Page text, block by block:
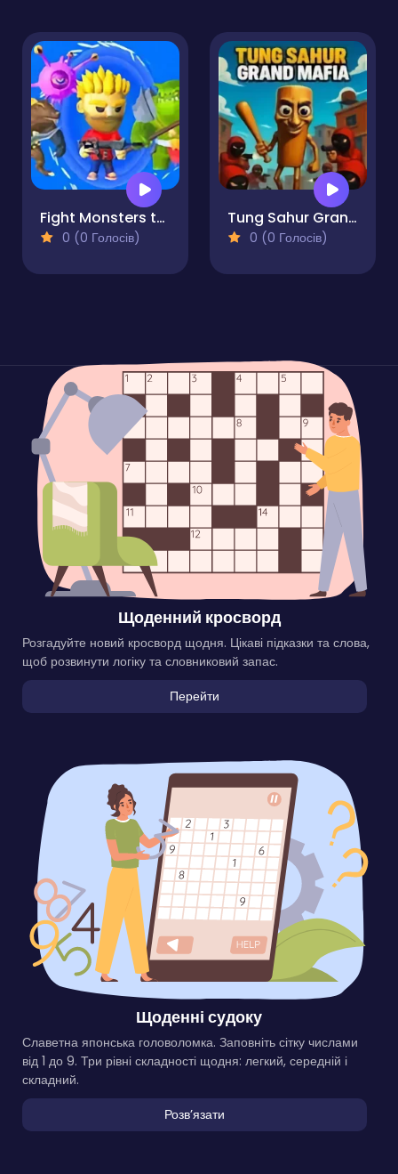
Fight Monsters to Survive!
0 (0 Голосів)
Tung Sahur Grand Mafia
0 (0 Голосів)
Щоденний кросворд
Розгадуйте новий кросворд щодня. Цікаві підказки та слова,
щоб розвинути логіку та словниковий запас.
Перейти
Щоденні судоку
Славетна японська головоломка. Заповніть сітку числами
від 1 до 9. Три рівні складності щодня: легкий, середній і
складний.
Розвʼязати